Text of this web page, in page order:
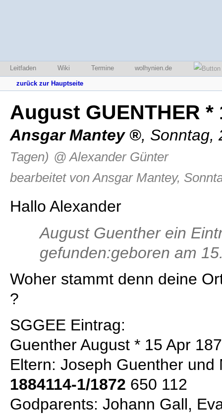
Leitfaden Wiki Termine wolhynien.de
zurück zur Hauptseite
August GUENTHER *
Ansgar Mantey , Sonntag,
Tagen) @ Alexander Günter
bearbeitet von Ansgar Mantey,
Hallo Alexander
August Guenther ein
gefunden:geboren am
Woher stammt denn deine
?
SGGEE Eintrag:
Guenther August * 15 Apr
Eltern: Joseph Guenther
1884114-1/1872 650 112
Godparents: Johann Gall,